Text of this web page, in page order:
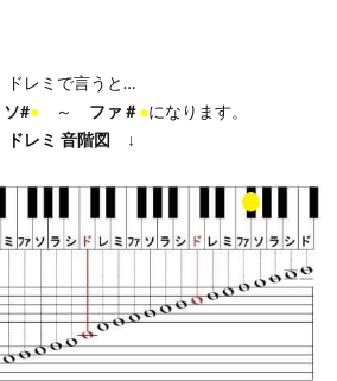
ドレミで言うと…
ソ#●～ ファ＃●になります。
ドレミ 音階図 ↓